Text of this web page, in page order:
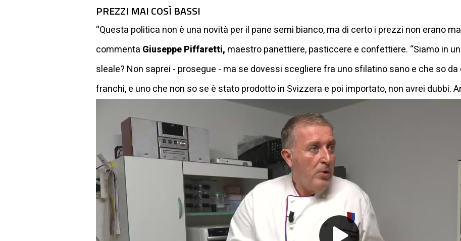
PREZZI MAI COSÌ BASSI
“Questa politica non è una novità per il pane semi bianco, ma di certo i prezzi non erano
commenta Giuseppe Piffaretti, maestro panettiere, pasticcere e confettiere. “Siamo in
sleale? Non saprei - prosegue - ma se dovessi scegliere fra uno sfilatino sano e che so
franchi, e uno che non so se è stato prodotto in Svizzera e poi importato, non avrei dubbi.